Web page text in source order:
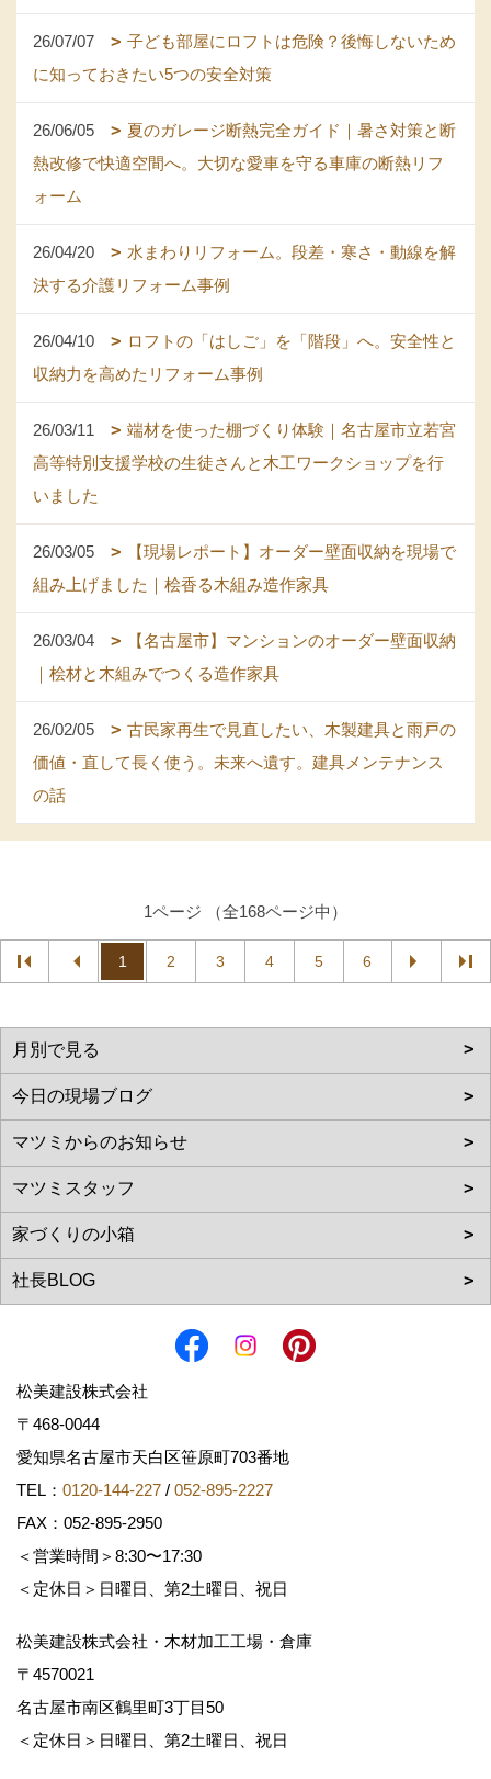
26/07/07
子ども部屋にロフトは危険？後悔しないため
に知っておきたい5つの安全対策
26/06/05
夏のガレージ断熱完全ガイド｜暑さ対策と断
熱改修で快適空間へ。大切な愛車を守る車庫の断熱リフ
ォーム
26/04/20
水まわりリフォーム。段差・寒さ・動線を解
決する介護リフォーム事例
26/04/10
ロフトの「はしご」を「階段」へ。安全性と
収納力を高めたリフォーム事例
26/03/11
端材を使った棚づくり体験｜名古屋市立若宮
高等特別支援学校の生徒さんと木工ワークショップを行
いました
26/03/05
【現場レポート】オーダー壁面収納を現場で
組み上げました｜桧香る木組み造作家具
26/03/04
【名古屋市】マンションのオーダー壁面収納
｜桧材と木組みでつくる造作家具
26/02/05
古民家再生で見直したい、木製建具と雨戸の
価値・直して長く使う。未来へ遺す。建具メンテナンス
の話
1ページ （全168ページ中）
1 2 3 4 5 6
松美建設株式会社
〒468-0044
愛知県名古屋市天白区笹原町703番地
TEL： 0120-144-227 / 052-895-2227
FAX：052-895-2950
＜営業時間＞8:30〜17:30
＜定休日＞日曜日、第2土曜日、祝日
松美建設株式会社・木材加工工場・倉庫
〒4570021
名古屋市南区鶴里町3丁目50
＜定休日＞日曜日、第2土曜日、祝日